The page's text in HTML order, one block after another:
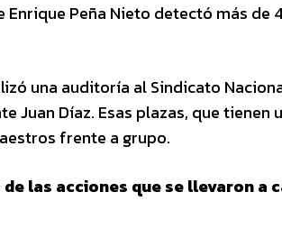
Enrique Peña Nieto detectó más
una auditoría al Sindicato
Juan Díaz. Esas plazas, que
frente a grupo.
las acciones que se llevaron a